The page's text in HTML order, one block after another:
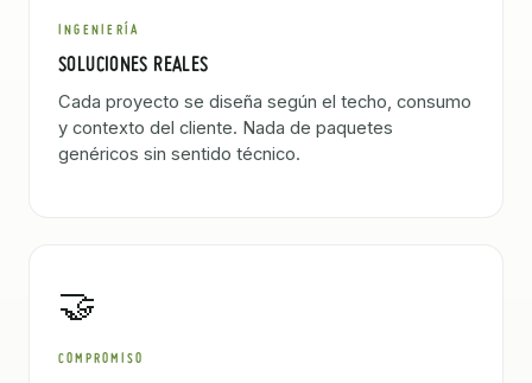
INGENIERÍA
SOLUCIONES REALES
Cada proyecto se diseña según el techo, consumo
y contexto del cliente. Nada de paquetes
genéricos sin sentido técnico.
🤝
COMPROMISO